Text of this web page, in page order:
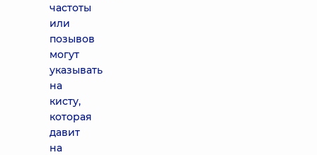
частоты
или
позывов
могут
указывать
на
кисту,
которая
давит
на